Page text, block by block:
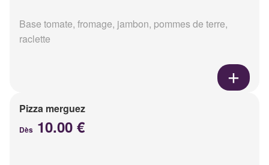
Base tomate, fromage, jambon, pommes de terre,
raclette
Pizza merguez
Dès 10.00 €